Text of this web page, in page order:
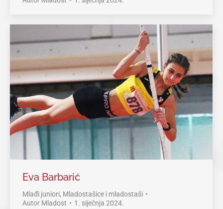
Eva Barbarić
Mlađi juniori, Mladostašice i mladostaši
Autor Mladost 1. siječnja 2024.